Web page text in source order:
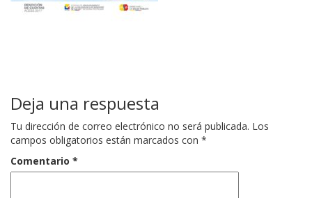
Deja una respuesta
Tu dirección de correo electrónico no será publicada. Los
campos obligatorios están marcados con *
Comentario *